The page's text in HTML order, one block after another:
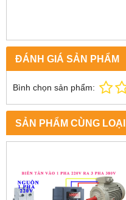
ĐÁNH GIÁ SẢN PHẨM
Bình chọn sản phẩm:
SẢN PHẨM CÙNG LOẠI